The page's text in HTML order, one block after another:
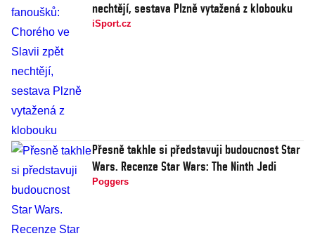
nechtějí, sestava Plzně vytažená z klobouku
iSport.cz
Přesně takhle si představuji budoucnost Star
Wars. Recenze Star Wars: The Ninth Jedi
Poggers